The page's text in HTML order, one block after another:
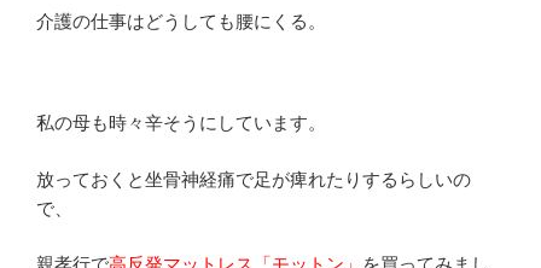
介護の仕事はどうしても腰にくる。
私の母も時々辛そうにしています。
放っておくと坐骨神経痛で足が痺れたりするらしいの
で、